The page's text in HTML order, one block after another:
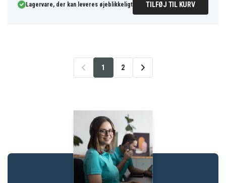
Lagervare, der kan leveres øjeblikkeligt TILFØJ TIL KURV
1 2